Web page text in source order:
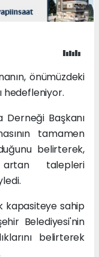
önümüzdeki
hedefleniyor.
Derneği Başkanı
tamamen
belirterek,
talepleri
kapasiteye sahip
Belediyesi'nin
belirterek